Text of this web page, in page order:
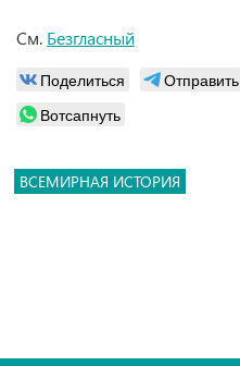
См. Безгласный
Поделиться Отправить
Вотсапнуть
ВСЕМИРНАЯ ИСТОРИЯ